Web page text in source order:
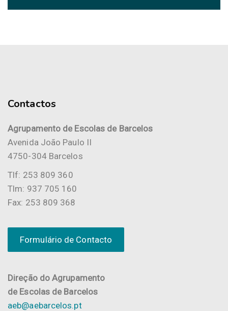
Contactos
Agrupamento de Escolas de Barcelos
Avenida João Paulo II
4750-304 Barcelos
Tlf: 253 809 360
Tlm: 937 705 160
Fax: 253 809 368
Formulário de Contacto
Direção do Agrupamento
de Escolas de Barcelos
aeb@aebarcelos.pt